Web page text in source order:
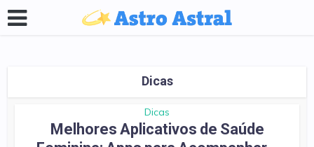
Dicas
Dicas
Melhores Aplicativos de Saúde